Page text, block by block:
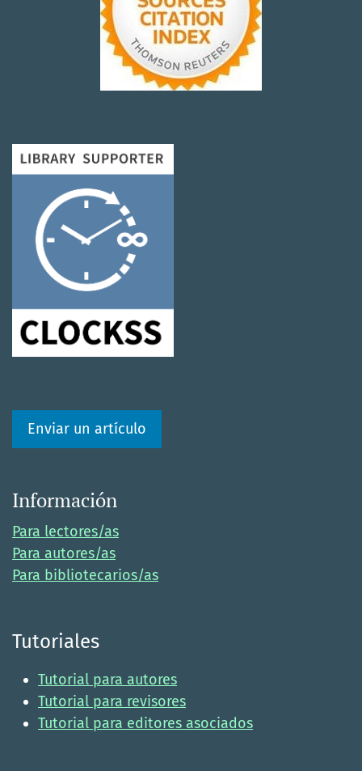
Enviar un artículo
Información
Para lectores/as
Para autores/as
Para bibliotecarios/as
Tutoriales
Tutorial para autores
Tutorial para revisores
Tutorial para editores asociados